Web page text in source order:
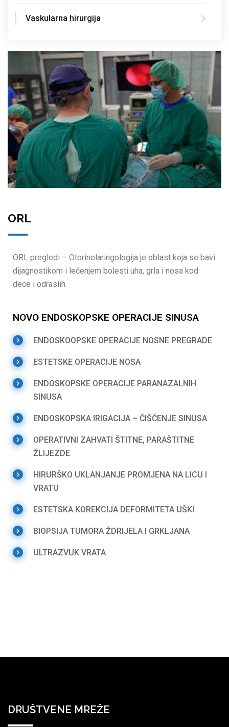
Vaskularna hirurgija
ORL
ORL pregledi – Otorinolaringologija je oblast koja se bavi
dijagnostikom i lečenjem bolesti uha, grla i nosa kod
dece i odraslih.
NOVO ENDOSKOPSKE OPERACIJE SINUSA
ENDOSKOOPSKE OPERACIJE NOSNE PREGRADE
ESTETSKE OPERACIJE NOSA
ENDOSKOPSKE OPERACIJE PARANAZALNIH
SINUSA
ENDOSKOPSKA IRIGACIJA – ČIŠĆENJE SINUSA
OPERATIVNI ZAHVATI ŠTITNE, PARAŠTITNE
ŽLIJEZDE
HIRURŠKO UKLANJANJE PROMJENA NA LICU I
VRATU
ESTETSKA KOREKCIJA DEFORMITETA UŠKI
BIOPSIJA TUMORA ŽDRIJELA I GRKLJANA
ULTRAZVUK VRATA
DRUŠTVENE MREŽE